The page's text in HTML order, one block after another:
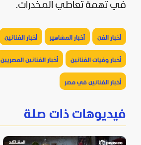
في تهمة تعاطي المخدرات.
أخبار الفن أخبار المشاهير أخبار الفنانين
أخبار وفيات الفنانين أخبار الفنانين المصريين
أخبار الفنانين في مصر
فيديوهات ذات صلة